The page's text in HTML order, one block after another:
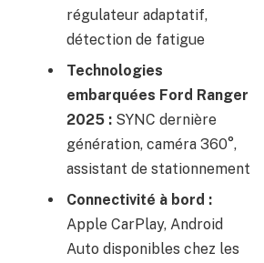
régulateur adaptatif,
détection de fatigue
Technologies
embarquées Ford Ranger
2025 : SYNC dernière
génération, caméra 360°,
assistant de stationnement
Connectivité à bord :
Apple CarPlay, Android
Auto disponibles chez les